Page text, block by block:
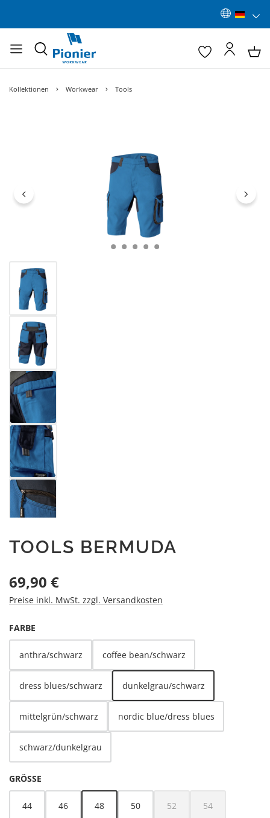
Kollektionen Workwear Tools
TOOLS BERMUDA
Regulärer Preis:
69,90 €
Preise inkl. MwSt. zzgl. Versandkosten
FARBE
anthra/schwarz coffee bean/schwarz
dress blues/schwarz dunkelgrau/schwarz
mittelgrün/schwarz nordic blue/dress blues
schwarz/dunkelgrau
GRÖSSE
44 46 48 50 52
(Diese Option ist zurzeit
54
(Diese Option ist